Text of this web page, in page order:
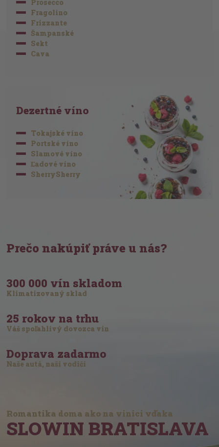
Prosecco
Fragolino
Frizzante
Šampanské
Sekt
Cava
Dezertné víno
Tokajské víno
Portské víno
Slamové víno
Ľadové víno
SherrySherry
Prečo nakúpiť práve u nás?
300 000 vín skladom
Klimatizovaný sklad
25 rokov na trhu
Váš spoľahlivý dovozca vín
Doprava zadarmo
Naše autá, naši vodiči
Romantika doma ako na vinici vďaka
SLOWIN BRATISLAVA